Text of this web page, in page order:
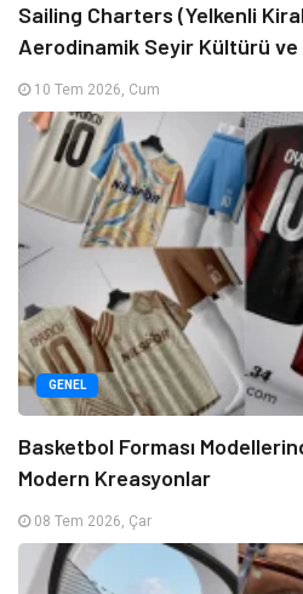
Sailing Charters (Yelkenli
Aerodinamik Seyir Kültürü
10 Tem 2026, Cum
GENEL
Basketbol Forması
Modern Kreasyonlar
08 Tem 2026, Çar